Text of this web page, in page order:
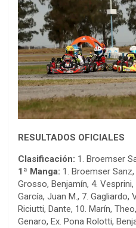
RESULTADOS OFICIALES
Clasificación: 1. Broemser
1ª Manga: 1. Broemser
Grosso, Benjamín, 4.
García, Juan M., 7. Gagliardo,
Riciutti, Dante, 10. Marín,
Genaro, Ex. Pona Rolotti,